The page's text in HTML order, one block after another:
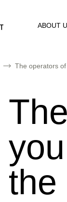
ABOUT
The operators
the